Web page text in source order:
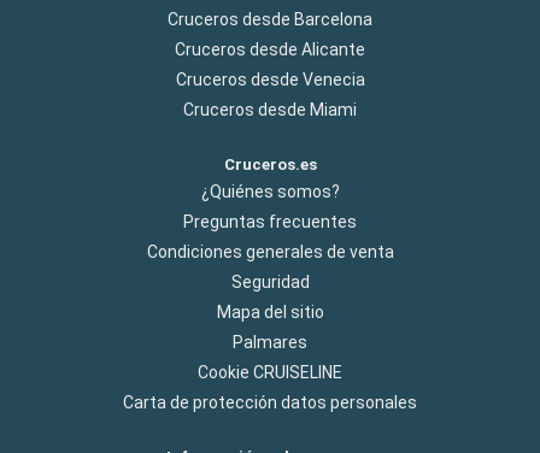
Cruceros desde Barcelona
Cruceros desde Alicante
Cruceros desde Venecia
Cruceros desde Miami
Cruceros.es
¿Quiénes somos?
Preguntas frecuentes
Condiciones generales de venta
Seguridad
Mapa del sitio
Palmares
Cookie CRUISELINE
Carta de protección datos personales